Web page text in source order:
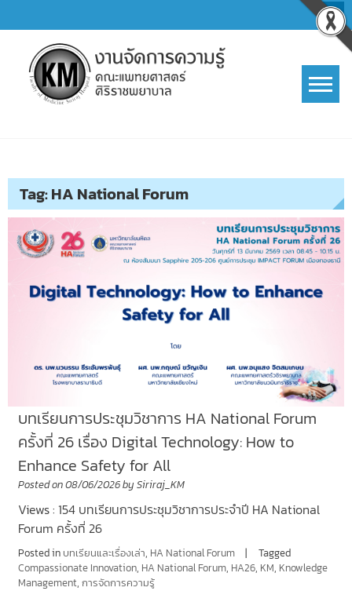
to
content
Tag:HA National Forum
บทเรียนการประชุมวิชาการ HA National Forum
ครั้งที่ 26 เรื่อง Digital Technology: How to
Enhance Safety for All
Posted on08/06/2026by Siriraj_KM
Views : 154 บทเรียนการประชุมวิชาการประจำปี HA National
Forum ครั้งที่ 26
Posted in บทเรียนและเรื่องเล่า, HA National Forum
Tagged
Compassionate Innovation, HA National Forum, HA26, KM, Knowledge
Management, การจัดการความรู้